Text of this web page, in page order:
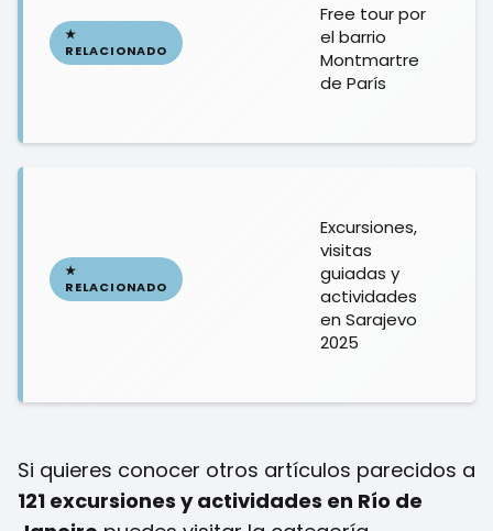
Free tour por
el barrio
Montmartre
de París
Excursiones,
visitas
guiadas y
actividades
en Sarajevo
2025
Si quieres conocer otros artículos parecidos a
121 excursiones y actividades en Río de